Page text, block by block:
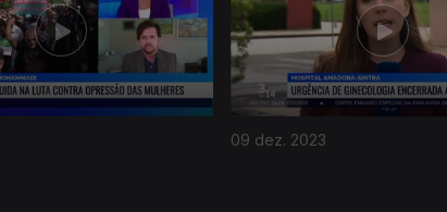
09 dez. 2023